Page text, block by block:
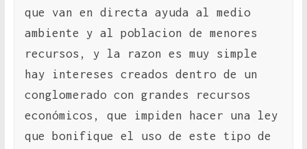
que van en directa ayuda al medio
ambiente y al poblacion de menores
recursos, y la razon es muy simple
hay intereses creados dentro de un
conglomerado con grandes recursos
económicos, que impiden hacer una ley
que bonifique el uso de este tipo de